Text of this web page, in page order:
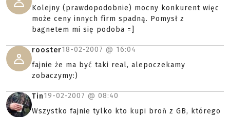
Kolejny (prawdopodobnie) mocny konkurent więc
może ceny innych firm spadną. Pomysł z
bagnetem mi się podoba =]
rooster18-02-2007 @ 16:04
fajnie że ma być taki real, alepoczekamy
zobaczymy:)
Tin19-02-2007 @ 08:40
Wszystko fajnie tylko kto kupi broń z GB, którego